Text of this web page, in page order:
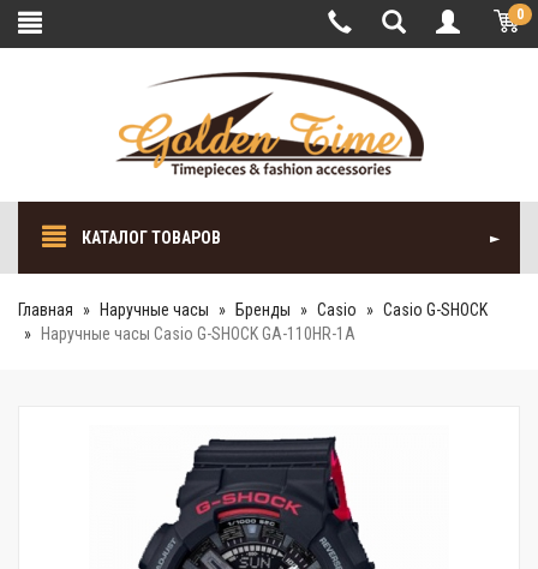
0
КАТАЛОГ ТОВАРОВ
Главная Наручные часы Бренды Casio
Casio G-SHOCK
Наручные часы Casio G-SHOCK GA-110HR-1A